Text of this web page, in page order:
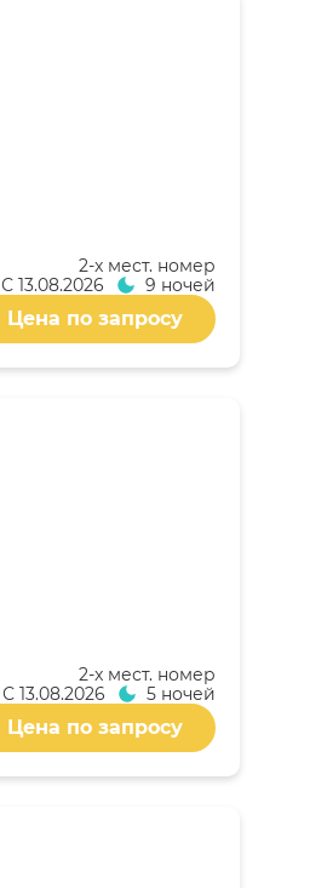
2-x мест. номер
С 13.08.2026 9 ночей
Цена по запросу
2-x мест. номер
С 13.08.2026 5 ночей
Цена по запросу